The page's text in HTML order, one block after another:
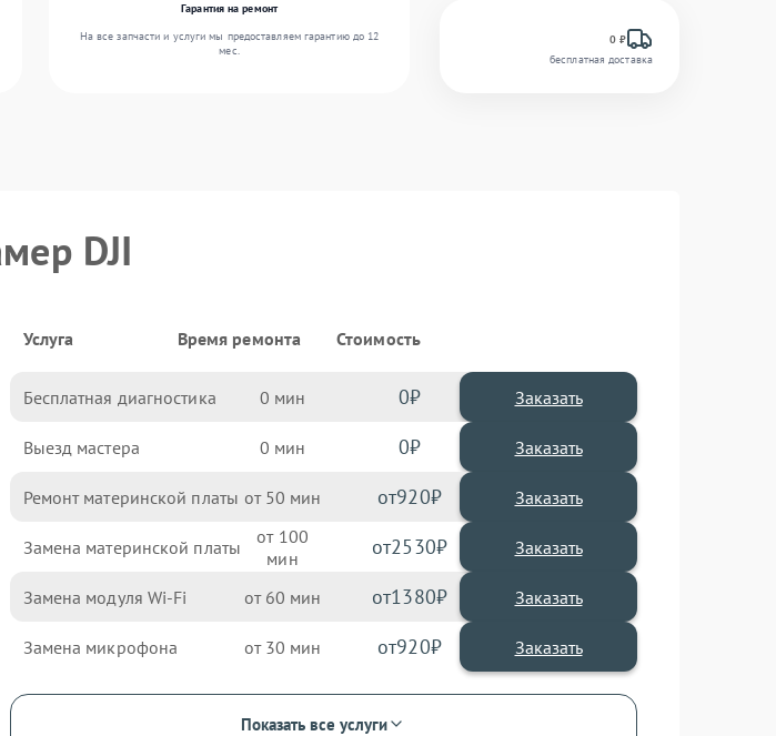
Гарантия на ремонт
На все запчасти и услуги мы предоставляем гарантию до 12
мес.
0 ₽
бесплатная доставка
DJI
Услуга Время ремонта Стоимость
Бесплатная диагностика 0 0 Заказать
Выезд мастера 0 0 Заказать
Ремонт материнской платы 50 920
Замена материнской платы 100 2530
Замена модуля Wi-Fi 60 1380
Замена микрофона 30 920
Показать все услуги